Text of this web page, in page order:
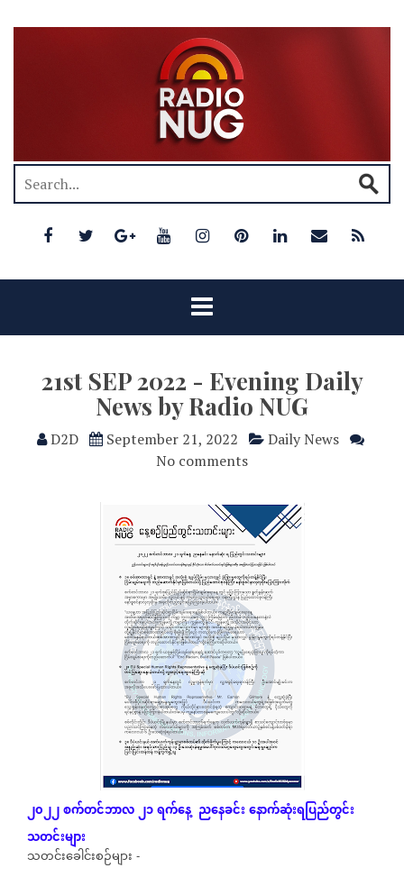
21st SEP 2022 - Evening Daily
News by Radio NUG
D2D September 21, 2022
Daily News
No comments
၂၀၂၂စက်တင်ဘာလ၂၁ရက်နေ့ ညနေခင်းနောက်ဆုံးရပြည်တွင်း
သတင်းများ
သတင်းခေါင်းစဉ်များ -